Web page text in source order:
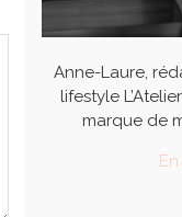
Anne-Laure,
lifestyle
marque de